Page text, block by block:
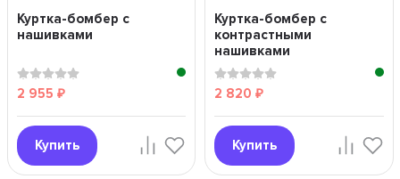
Куртка-бомбер с
нашивками
2 955 ₽
Купить
Куртка-бомбер с
контрастными
нашивками
2 820 ₽
Купить